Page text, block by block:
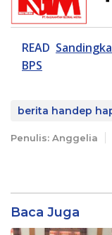
READ
BPS
berita handep
Penulis: Anggelia
Baca Juga